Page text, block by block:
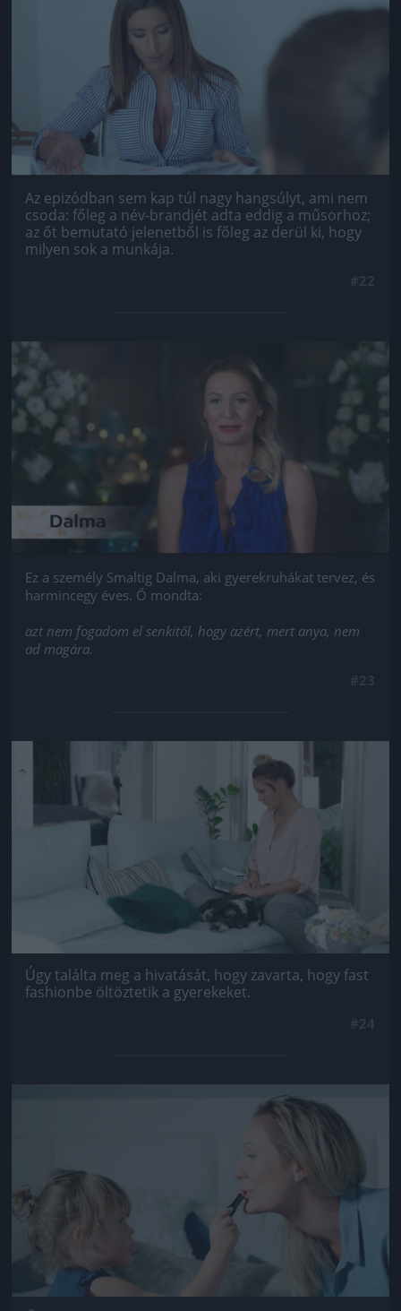
Az epizódban sem kap túl nagy hangsúlyt, ami nem
csoda: főleg a név-brandjét adta eddig a műsorhoz;
az őt bemutató jelenetből is főleg az derül ki, hogy
milyen sok a munkája.
Jön még kép!
Ez a személy Smaltig Dalma, aki gyerekruhákat tervez, és
harmincegy éves. Ő mondta:
azt nem fogadom el senkitől, hogy azért, mert anya, nem
ad magára.
Jön még kép!
Úgy találta meg a hivatását, hogy zavarta, hogy fast
fashionbe öltöztetik a gyerekeket.
Jön még kép!